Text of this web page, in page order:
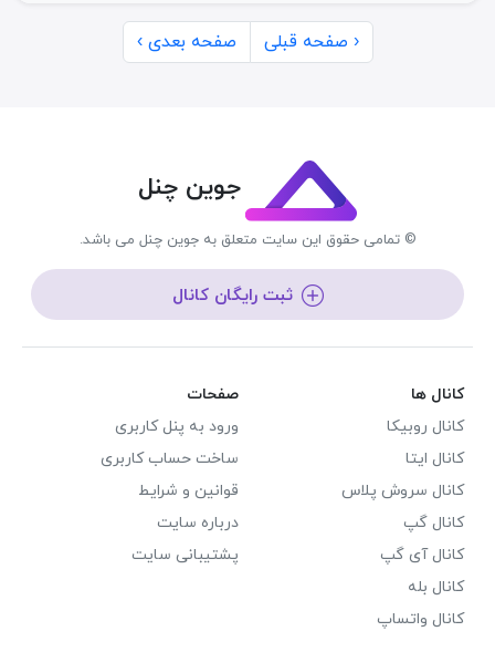
‹ صفحه قبلی صفحه بعدی ›
جوین چنل
© تمامی حقوق این سایت متعلق به جوین چنل می باشد.
ثبت رایگان کانال
کانال ها
کانال روبیکا
کانال ایتا
کانال سروش پلاس
کانال گپ
کانال آی گپ
کانال بله
کانال واتساپ
صفحات
ورود به پنل کاربری
ساخت حساب کاربری
قوانین و شرایط
درباره سایت
پشتیبانی سایت